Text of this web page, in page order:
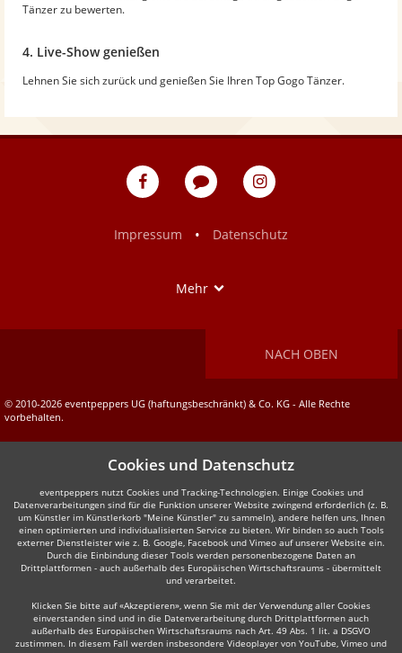
Tänzer zu bewerten.
4. Live-Show genießen
Lehnen Sie sich zurück und genießen Sie Ihren Top Gogo Tänzer.
eventpeppers
Blog
eventpeppers
Impressum
• Datenschutz
Mehr
NACH OBEN
© 2010-2026 eventpeppers UG (haftungsbeschränkt) & Co. KG - Alle Rechte
vorbehalten.
Cookies und Datenschutz
eventpeppers nutzt Cookies und Tracking-Technologien. Einige Cookies und
Datenverarbeitungen sind für die Funktion unserer Website zwingend erforderlich (z. B.
um Künstler im Künstlerkorb "Meine Künstler" zu sammeln), andere helfen uns, Ihnen
einen optimierten und individualisierten Service zu bieten. Wir binden so auch Tools
externer Dienstleister wie z. B. Google, Facebook und Vimeo auf unserer Website ein.
Durch die Einbindung dieser Tools werden personenbezogene Daten an
Drittplattformen - auch außerhalb des Europäischen Wirtschaftsraums - übermittelt
und verarbeitet.
Klicken Sie bitte auf «Akzeptieren», wenn Sie mit der Verwendung aller Cookies
einverstanden sind und in die Datenverarbeitung durch Drittplattformen auch
außerhalb des Europäischen Wirtschaftsraums nach Art. 49 Abs. 1 lit. a DSGVO
zustimmen. In diesem Fall werden insbesondere Videoplayer von YouTube, Vimeo und